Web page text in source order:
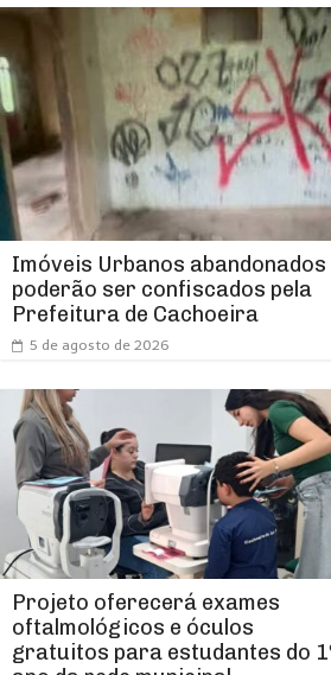
Imóveis Urbanos abandonados
poderão ser confiscados pela
Prefeitura de Cachoeira
5 de agosto de 2026
Projeto oferecerá exames
oftalmológicos e óculos
gratuitos para estudantes do